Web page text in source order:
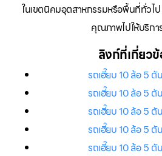
ในเขตนิคมอุตสาหกรรมหรือพื้นที่ทั่วไป
คุณภาพไปให้บริก
ลิงก์ที่เกี่ยว
รถเฮี๊ยบ 10 ล้อ 5 ตัน
รถเฮี๊ยบ 10 ล้อ 5 ตัน
รถเฮี๊ยบ 10 ล้อ 5 ตัน
รถเฮี๊ยบ 10 ล้อ 5 ตัน
รถเฮี๊ยบ 10 ล้อ 5 ตัน